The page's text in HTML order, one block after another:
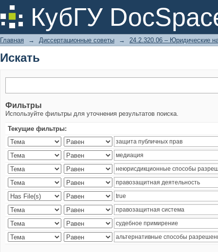
КубГУ
Искать
Главная → Диссертационные советы → 24.2.320.06 – Юридические
Искать
Фильтры
Используйте фильтры для уточнения результатов поиска.
Текущие фильтры: